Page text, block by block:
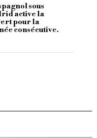
sous
active la
pour la
consécutive.